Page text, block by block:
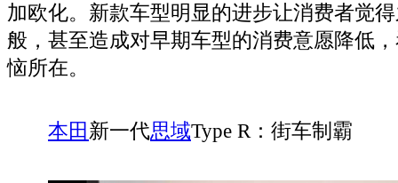
加欧化。新款车型明显的进步让消费者觉
般，甚至造成对早期车型的消费意愿降低
恼所在。
本田 新一代思域Type R：街车制霸